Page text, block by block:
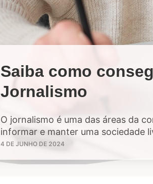
Saiba como
Jornalismo
O jornalismo é uma das áreas da
informar e manter uma sociedade
sejam de interesse público e,
4 DE JUNHO DE 2024